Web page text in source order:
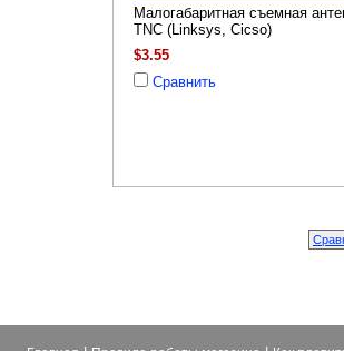
Малогабаритная съемная
TNC (Linksys, Cicso)
$3.55
Сравнить